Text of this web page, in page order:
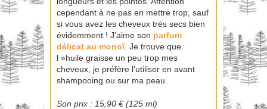
cependant à ne pas en mettre trop, sauf
si vous avez les cheveux très secs bien
évidemment ! J’aime son parfum
délicat au monoï. Je trouve que
l »huile graisse un peu trop mes
cheveux, je préfère l’utiliser en avant
shampooing ou sur ma peau.
Son prix : 15,90 € (125 ml)